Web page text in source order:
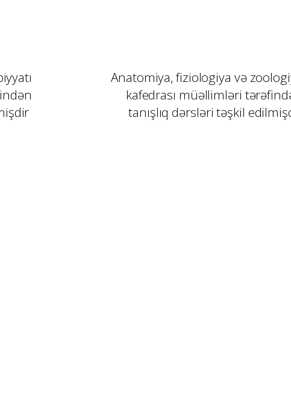
Anatomiya, fiziologiya və
kafedrası müəllimləri
tanışlıq dərsləri təşkil